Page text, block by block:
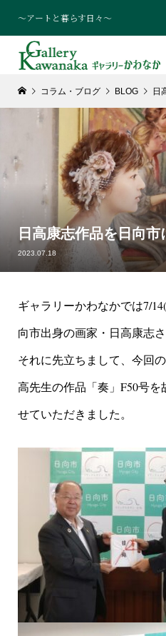
～アートと暮らす日々～
コラム・ブログ BLOG 日
日高康志作品を日向
2023.07.18
ギャラリーかわなかでは7/
向市出身の画家・日高康志
それに先立ちまして、今回
高先生の作品「奏」F50号
せていただきました。